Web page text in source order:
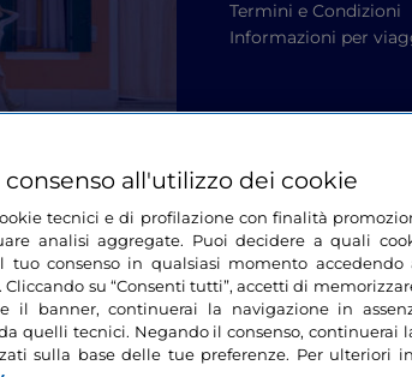
Termini e Condizioni
Informazioni per
all'utilizzo dei cookie
tecnici e di profilazione con finalità
analisi aggregate. Puoi decidere a quali
tuo consenso in qualsiasi momento accedendo
Cliccando su “Consenti tutti”, accetti di
il banner, continuerai la navigazione in
quelli tecnici. Negando il consenso, continuerai
sulla base delle tue preferenze. Per ulteriori